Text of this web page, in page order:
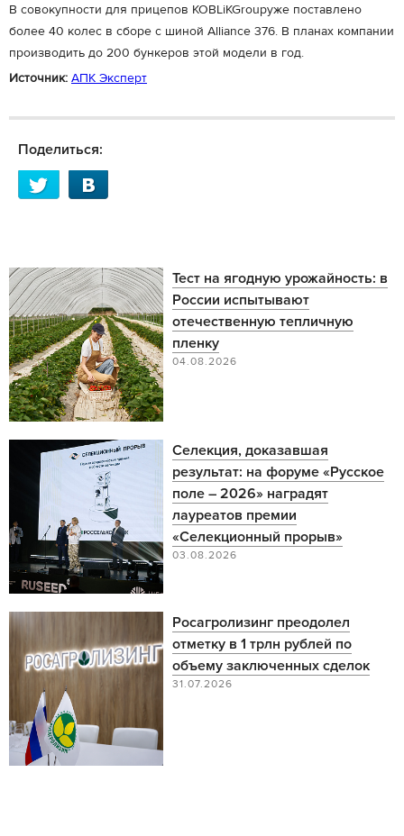
⁠В совокупности для прицепов KOBLiKGroupуже поставлено
более 40 колес в сборе с шиной Alliance 376. В планах компании
производить до 200 бункеров этой модели в год.
Источник: АПК Эксперт
Поделиться:
Тест на ягодную урожайность: в
России испытывают
отечественную тепличную
пленку
04.08.2026
Селекция, доказавшая
результат: на форуме «Русское
поле – 2026» наградят
лауреатов премии
«Селекционный прорыв»
03.08.2026
Росагролизинг преодолел
отметку в 1 трлн рублей по
объему заключенных сделок
31.07.2026